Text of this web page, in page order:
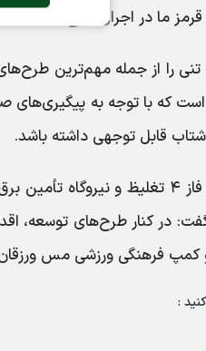
تولید کاتد ۲۰۰ هزار تنی را از جمله
که با توجه به
قابل توجهی داشته باشد.
عظمایی آغاز عملیات اجرایی فاز ۴
در کنار طرح‌های توسعه‌،
و کمپ فرهنگی ورزشی مس
: